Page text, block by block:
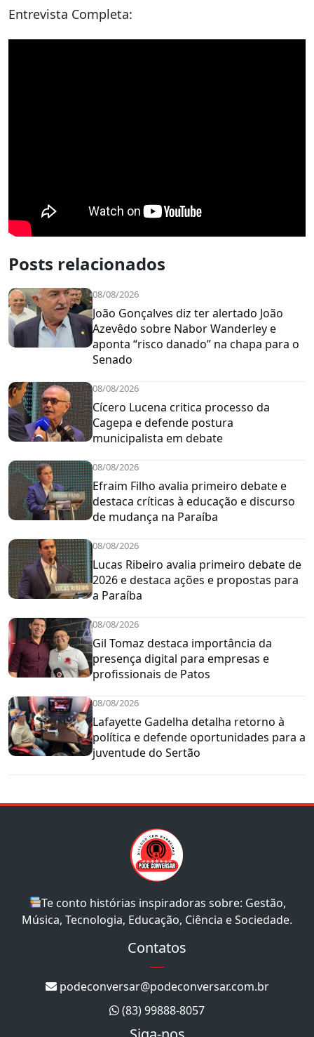
Entrevista Completa:
Posts relacionados
08/08/2026
João Gonçalves diz ter alertado João
Azevêdo sobre Nabor Wanderley e
aponta “risco danado” na chapa para o
Senado
08/08/2026
Cícero Lucena critica processo da
Cagepa e defende postura
municipalista em debate
08/08/2026
Efraim Filho avalia primeiro debate e
destaca críticas à educação e discurso
de mudança na Paraíba
08/08/2026
Lucas Ribeiro avalia primeiro debate de
2026 e destaca ações e propostas para
a Paraíba
08/08/2026
Gil Tomaz destaca importância da
presença digital para empresas e
profissionais de Patos
08/08/2026
Lafayette Gadelha detalha retorno à
política e defende oportunidades para a
juventude do Sertão
Te conto histórias inspiradoras sobre: Gestão,
Música, Tecnologia, Educação, Ciência e Sociedade.
Contatos
podeconversar@podeconversar.com.br
(83) 99888-8057